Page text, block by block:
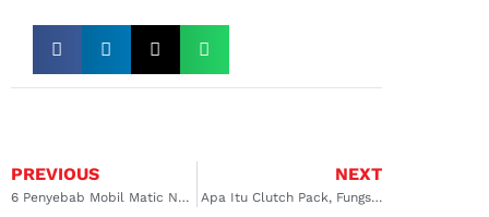
PREVIOUS
6 Penyebab Mobil Matic Ngeden yang Ganggu
NEXT
Apa Itu Clutch Pack, Fungsi, hingga Jenis Permasalahannya